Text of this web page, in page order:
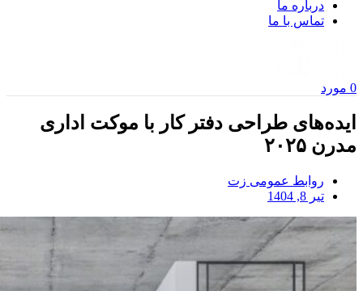
درباره ما
تماس با ما
0 مورد
ایده‌های طراحی دفتر کار با موکت اداری
مدرن ۲۰۲۵
روابط عمومی زت
تیر 8, 1404